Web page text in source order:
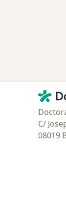
C/
08019